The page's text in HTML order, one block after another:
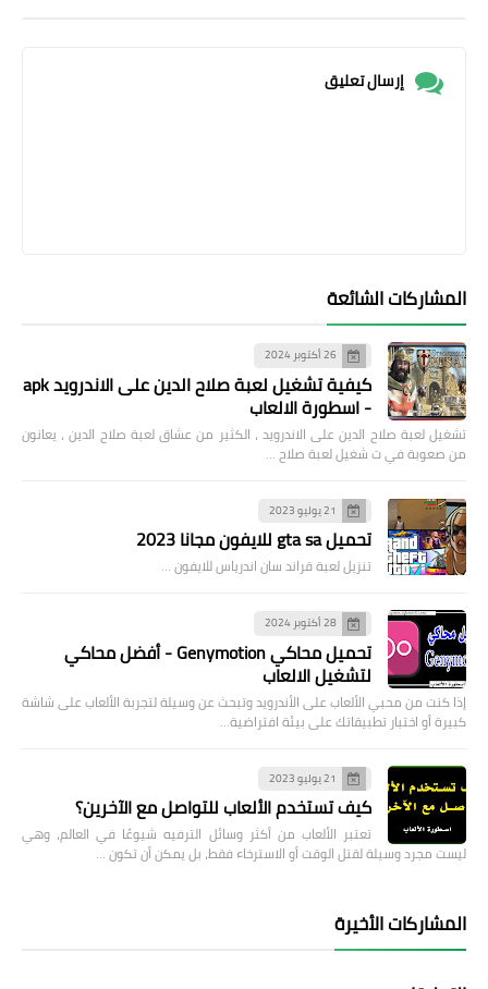
إرسال تعليق
المشاركات الشائعة
26 أكتوبر 2024
كيفية تشغيل لعبة صلاح الدين على الاندرويد apk
- اسطورة الالعاب
تشغيل لعبة صلاح الدين على الاندرويد ، الكثير من عشاق لعبة صلاح الدين ، يعانون
من صعوبة في ت شغيل لعبة صلاح …
21 يوليو 2023
تحميل gta sa للايفون مجانا 2023
تنزيل لعبة قراند سان اندرياس للايفون …
28 أكتوبر 2024
تحميل محاكي Genymotion - أفضل محاكي
لتشغيل الالعاب
إذا كنت من محبي الألعاب على الأندرويد وتبحث عن وسيلة لتجربة الألعاب على شاشة
كبيرة أو اختبار تطبيقاتك على بيئة افتراضية…
21 يوليو 2023
كيف تستخدم الألعاب للتواصل مع الآخرين؟
تعتبر الألعاب من أكثر وسائل الترفيه شيوعًا في العالم، وهي
ليست مجرد وسيلة لقتل الوقت أو الاسترخاء فقط، بل يمكن أن تكون …
المشاركات الأخيرة